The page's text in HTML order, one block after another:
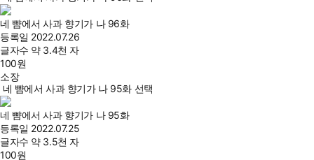
네 뺨에서 사과 향기가 나 96화
등록일 2022.07.26
글자수 약 3.4천 자
100원
소장
네 뺨에서 사과 향기가 나 95화 선택
네 뺨에서 사과 향기가 나 95화
등록일 2022.07.25
글자수 약 3.5천 자
100원